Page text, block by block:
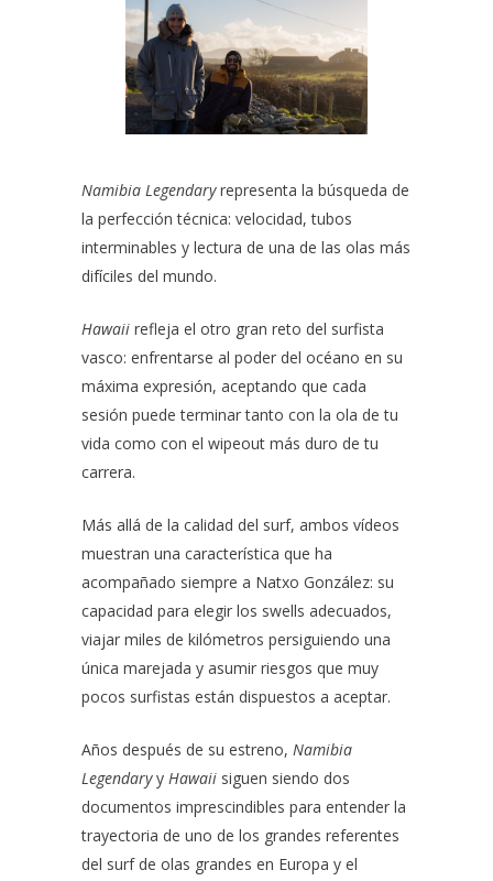
Namibia Legendaryrepresenta la búsqueda de
la perfección técnica: velocidad, tubos
interminables y lectura de una de las olas más
difíciles del mundo.
Hawaii refleja el otro gran reto del surfista
vasco: enfrentarse al poder del océano en su
máxima expresión, aceptando que cada
sesión puede terminar tanto con la ola de tu
vida como con el wipeout más duro de tu
carrera.
Más allá de la calidad del surf, ambos vídeos
muestran una característica que ha
acompañado siempre a Natxo González: su
capacidad para elegir los swells adecuados,
viajar miles de kilómetros persiguiendo una
única marejada y asumir riesgos que muy
pocos surfistas están dispuestos a aceptar.
Años después de su estreno, Namibia
Legendaryy Hawaii siguen siendo dos
documentos imprescindibles para entender la
trayectoria de uno de los grandes referentes
del surf de olas grandes en Europa y el